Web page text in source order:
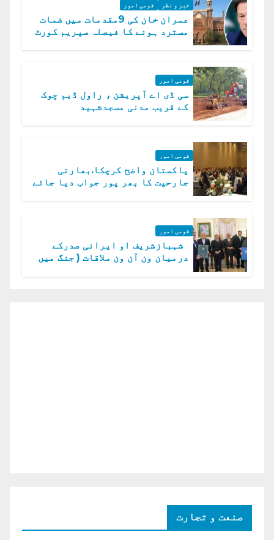
خبر و نظر قومی امور
عمران خان کی 9مقدمات میں ضمات
مسترد ہونے کا فیصلہ سپریم کورٹ
قومی امور
سی ڈی اے آپریشن ، راول ڈیم چوک
کے قریب مدنی مسجدشہید
قومی امور
پاکستان واضح کرچکا.بھارتی
جارحیت کا بھر پور جواب دیا جائے
قومی امور
شہبازشریف او ایرانی صدرکے
درمیان ون آن ون ملاقات ( جنگ میں
صنعت و تجارت